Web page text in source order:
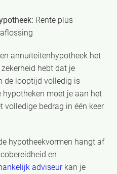
Rente plus
annuïteitenhypotheek het
hebt dat je
de looptijd volledig is
moet je aan het
volledige bedrag in één keer
hypotheekvormen hangt af
en
adviseurkan je